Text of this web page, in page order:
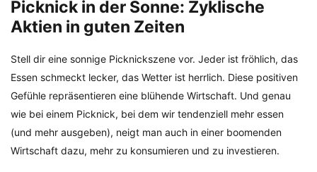
Picknick in der Sonne: Zyklische
Aktien in guten Zeiten
Stell dir eine sonnige Picknickszene vor. Jeder ist fröhlich, das
Essen schmeckt lecker, das Wetter ist herrlich. Diese positiven
Gefühle repräsentieren eine blühende Wirtschaft. Und genau
wie bei einem Picknick, bei dem wir tendenziell mehr essen
(und mehr ausgeben), neigt man auch in einer boomenden
Wirtschaft dazu, mehr zu konsumieren und zu investieren.